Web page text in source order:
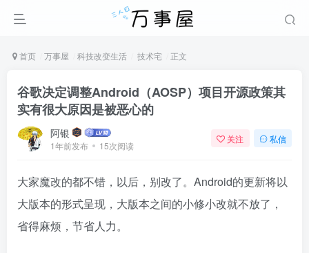
首页 万事屋 科技改变生活 技术宅 正文
谷歌决定调整Android（AOSP）项目开源政策其
实有很大原因是被恶心的
阿银
1年前发布 15次阅读
关注 私信
大家魔改的都不错，以后，别改了。Android的更新将以
大版本的形式呈现，大版本之间的小修小改就不放了，
省得麻烦，节省人力。